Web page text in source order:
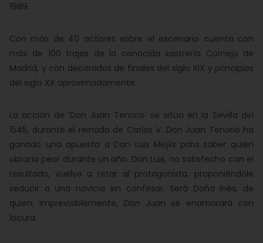
1989.
Con más de 40 actores sobre el escenario cuenta con
más de 100 trajes de la conocida sastrería Cornejo de
Madrid, y con decorados de finales del siglo XIX y principios
del siglo XX aproximadamente.
La acción de ‘Don Juan Tenorio' se sitúa en la Sevilla del
1545, durante el reinado de Carlos V. Don Juan Tenorio ha
ganado una apuesta a Don Luis Mejía para saber quién
obraría peor durante un año. Don Luis, no satisfecho con el
resultado, vuelve a retar al protagonista, proponiéndole
seducir a una novicia sin confesar. Será Doña Inés, de
quien, imprevisiblemente, Don Juan se enamorará con
locura.